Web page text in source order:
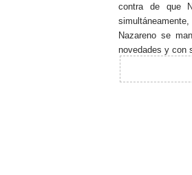
contra de que
Nazareno se
novedades y con